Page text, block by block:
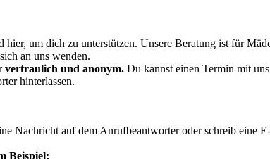
um dich zu unterstützen. Unsere Beratung ist für
an uns wenden.
vertraulich und anonym. Du kannst einen Termin mit
hinterlassen.
Nachricht auf dem Anrufbeantworter oder schreib eine
Beispiel: